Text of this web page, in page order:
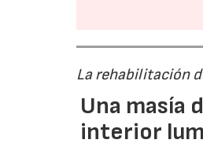
La rehabilitación
Una masía
interior